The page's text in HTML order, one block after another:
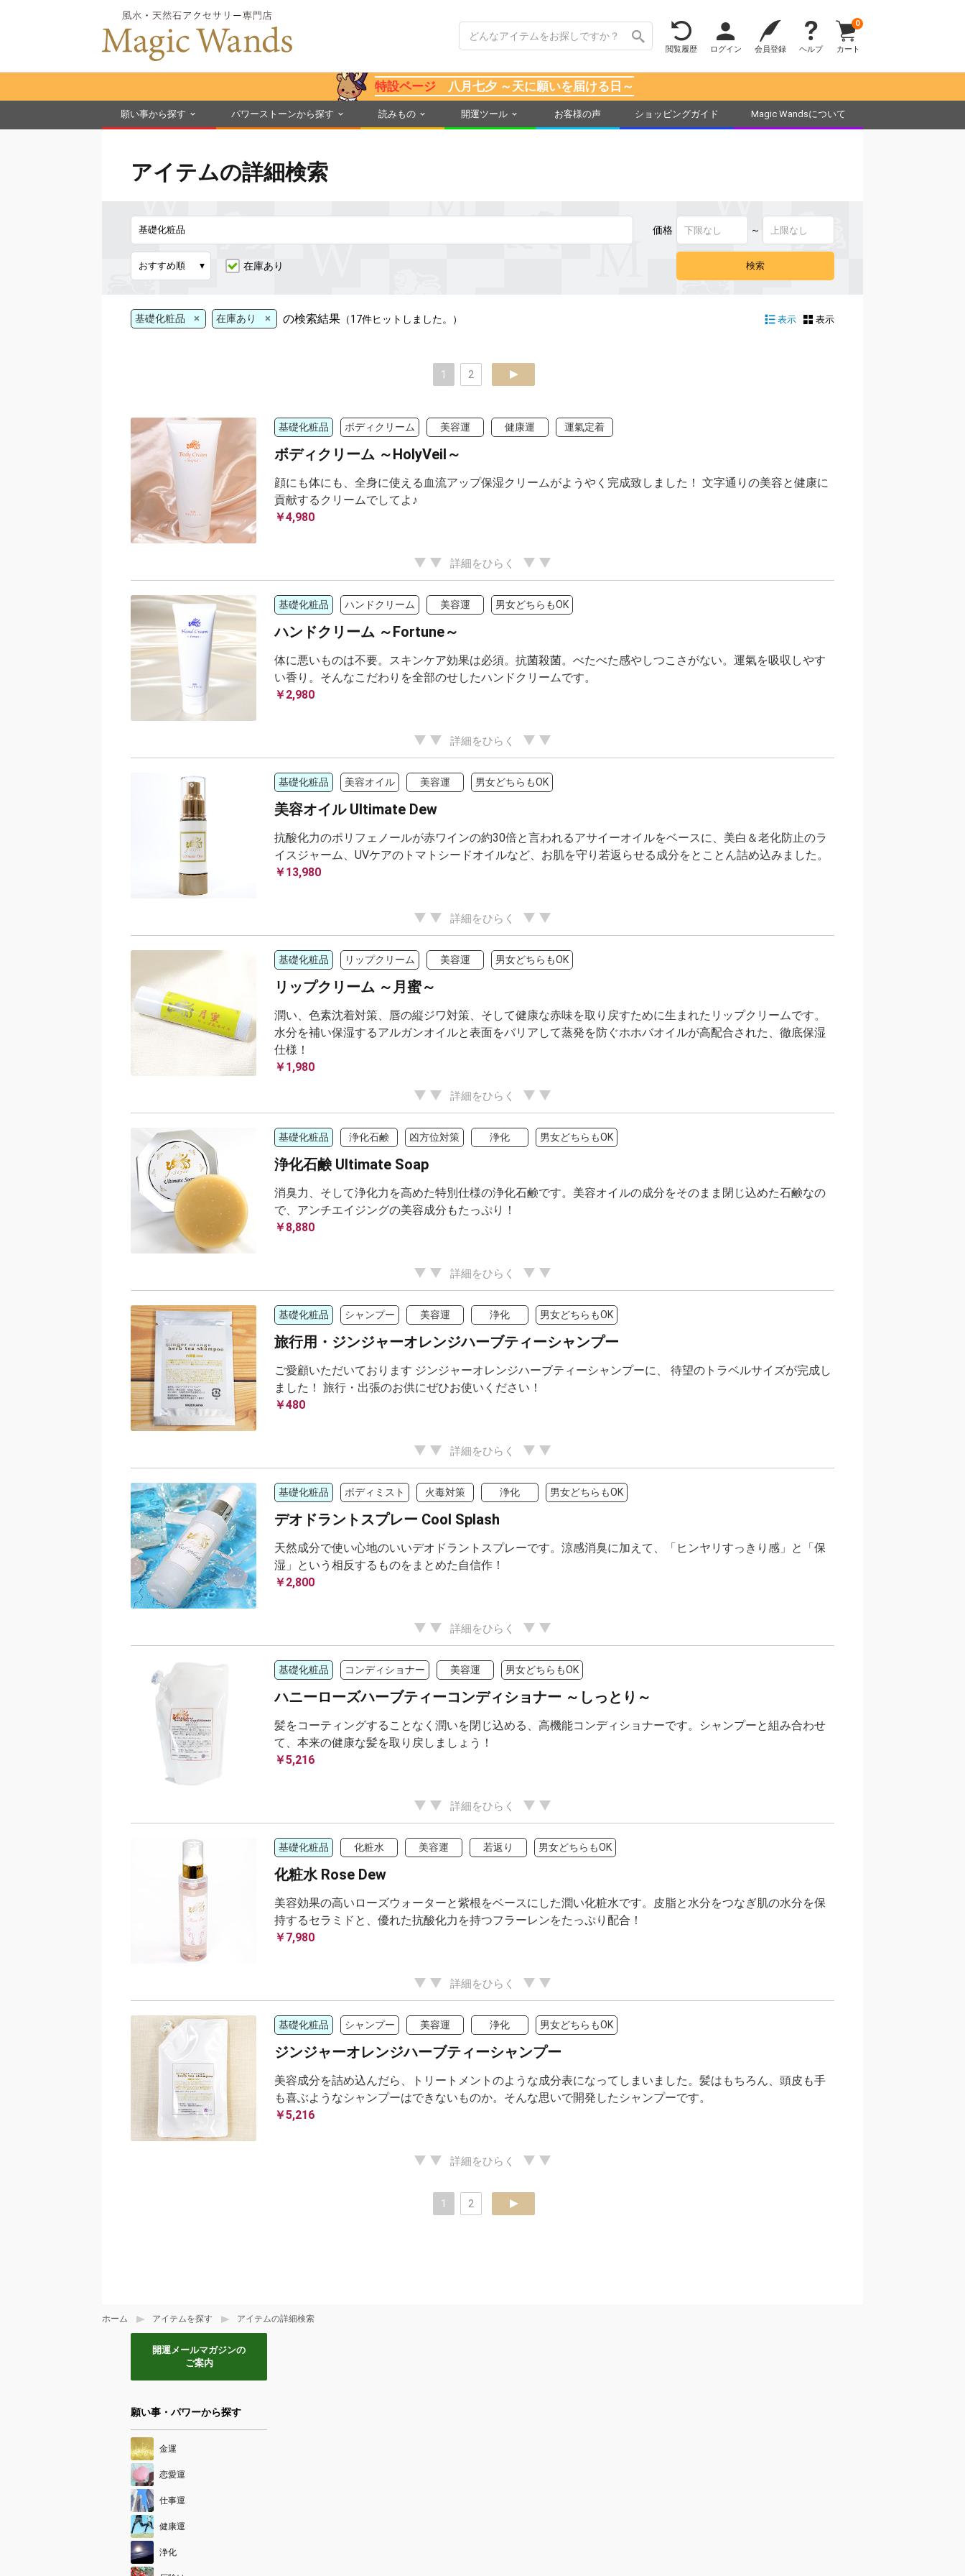
閲覧履歴 ログイン 会員登録 ヘルプ カート
0
特設ページ 八月七夕 ～天に願いを届ける日～
願い事から探す パワーストーンから探す 読みもの 開運ツール お客様の声 ショッピングガイド Magic Wandsについて
ホーム アイテムを探す アイテムの詳細検索
アイテムの詳細検索
価格 ～
在庫あり
基礎化粧品 × 在庫あり × の検索結果 （17件ヒットしました。） 表示 表示
1 2 next
基礎化粧品 ボディクリーム 美容運 健康運 運氣定着
ボディクリーム ～HolyVeil～
顔にも体にも、全身に使える血流アップ保湿クリームがようやく完成致しました！ 文字通りの美容と健康に
貢献するクリームでしてよ♪
￥4,980
詳細をひらく
基礎化粧品 ハンドクリーム 美容運 男女どちらもOK
ハンドクリーム ～Fortune～
体に悪いものは不要。スキンケア効果は必須。抗菌殺菌。べたべた感やしつこさがない。運氣を吸収しやす
い香り。そんなこだわりを全部のせしたハンドクリームです。
￥2,980
詳細をひらく
基礎化粧品 美容オイル 美容運 男女どちらもOK
美容オイル Ultimate Dew
抗酸化力のポリフェノールが赤ワインの約30倍と言われるアサイーオイルをベースに、美白＆老化防止のラ
イスジャーム、UVケアのトマトシードオイルなど、お肌を守り若返らせる成分をとことん詰め込みました。
￥13,980
詳細をひらく
基礎化粧品 リップクリーム 美容運 男女どちらもOK
リップクリーム ～月蜜～
潤い、色素沈着対策、唇の縦ジワ対策、そして健康な赤味を取り戻すために生まれたリップクリームです。
水分を補い保湿するアルガンオイルと表面をバリアして蒸発を防ぐホホバオイルが高配合された、徹底保湿
仕様！
￥1,980
詳細をひらく
基礎化粧品 浄化石鹸 凶方位対策 浄化 男女どちらもOK
浄化石鹸 Ultimate Soap
消臭力、そして浄化力を高めた特別仕様の浄化石鹸です。美容オイルの成分をそのまま閉じ込めた石鹸なの
で、アンチエイジングの美容成分もたっぷり！
￥8,880
詳細をひらく
基礎化粧品 シャンプー 美容運 浄化 男女どちらもOK
旅行用・ジンジャーオレンジハーブティーシャンプー
ご愛顧いただいております ジンジャーオレンジハーブティーシャンプーに、 待望のトラベルサイズが完成し
ました！ 旅行・出張のお供にぜひお使いください！
￥480
詳細をひらく
基礎化粧品 ボディミスト 火毒対策 浄化 男女どちらもOK
デオドラントスプレー Cool Splash
天然成分で使い心地のいいデオドラントスプレーです。涼感消臭に加えて、「ヒンヤリすっきり感」と「保
湿」という相反するものをまとめた自信作！
￥2,800
詳細をひらく
基礎化粧品 コンディショナー 美容運 男女どちらもOK
ハニーローズハーブティーコンディショナー ～しっとり～
髪をコーティングすることなく潤いを閉じ込める、高機能コンディショナーです。シャンプーと組み合わせ
て、本来の健康な髪を取り戻しましょう！
￥5,216
詳細をひらく
基礎化粧品 化粧水 美容運 若返り 男女どちらもOK
化粧水 Rose Dew
美容効果の高いローズウォーターと紫根をベースにした潤い化粧水です。皮脂と水分をつなぎ肌の水分を保
持するセラミドと、優れた抗酸化力を持つフラーレンをたっぷり配合！
￥7,980
詳細をひらく
基礎化粧品 シャンプー 美容運 浄化 男女どちらもOK
ジンジャーオレンジハーブティーシャンプー
美容成分を詰め込んだら、トリートメントのような成分表になってしまいました。髪はもちろん、頭皮も手
も喜ぶようなシャンプーはできないものか。そんな思いで開発したシャンプーです。
￥5,216
詳細をひらく
1 2 next
開運メールマガジンの
ご案内
願い事・パワーから探す
金運
恋愛運
仕事運
健康運
浄化